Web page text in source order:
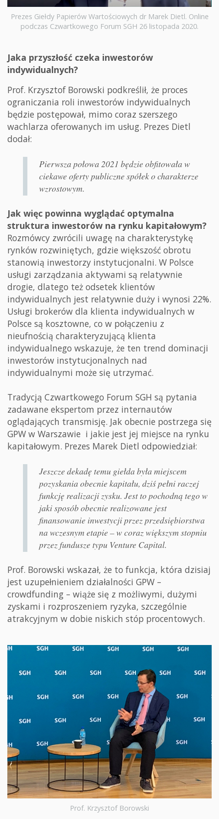
Prezes Giełdy Papierów Wartościowych dr Marek Dietl. Online
podczas Czwartkowego Forum SGH 26 listopada 2020.
Jaka przyszłość czeka inwestorów
indywidualnych?
Prof. Krzysztof Borowski podkreślił, że proces
ograniczania roli inwestorów indywidualnych
będzie postępował, mimo coraz szerszego
wachlarza oferowanych im usług. Prezes Dietl
dodał:
Pierwsza połowa 2021 będzie obfitowała w
ciekawe oferty publiczne spółek o charakterze
wzrostowym.
Jak więc powinna wyglądać optymalna
struktura inwestorów na rynku kapitałowym?
Rozmówcy zwrócili uwagę na charakterystykę
rynków rozwiniętych, gdzie większość obrotu
stanowią inwestorzy instytucjonalni. W Polsce
usługi zarządzania aktywami są relatywnie
drogie, dlatego też odsetek klientów
indywidualnych jest relatywnie duży i wynosi 22%.
Usługi brokerów dla klienta indywidualnych w
Polsce są kosztowne, co w połączeniu z
nieufnością charakteryzującą klienta
indywidualnego wskazuje, że ten trend dominacji
inwestorów instytucjonalnych nad
indywidualnymi może się utrzymać.
Tradycją Czwartkowego Forum SGH są pytania
zadawane ekspertom przez internautów
oglądających transmisję. Jak obecnie postrzega się
GPW w Warszawie i jakie jest jej miejsce na rynku
kapitałowym. Prezes Marek Dietl odpowiedział:
Jeszcze dekadę temu giełda była miejscem
pozyskania obecnie kapitału, dziś pełni raczej
funkcję realizacji zysku. Jest to pochodną tego w
jaki sposób obecnie realizowane jest
finansowanie inwestycji przez przedsiębiorstwa
na wczesnym etapie – w coraz większym stopniu
przez fundusze typu Venture Capital.
Prof. Borowski wskazał, że to funkcja, która dzisiaj
jest uzupełnieniem działalności GPW –
crowdfunding – wiąże się z możliwymi, dużymi
zyskami i rozproszeniem ryzyka, szczególnie
atrakcyjnym w dobie niskich stóp procentowych.
Prof. Krzysztof Borowski